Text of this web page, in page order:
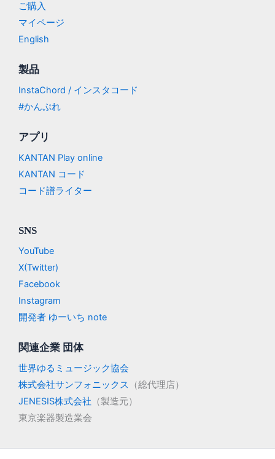
ご購入
マイページ
English
製品
InstaChord / インスタコード
#かんぷれ
アプリ
KANTAN Play online
KANTAN コード
コード譜ライター
SNS
YouTube
X(Twitter)
Facebook
Instagram
開発者 ゆーいち note
関連企業 団体
世界ゆるミュージック協会
株式会社サンフォニックス
（総代理店）
JENESIS株式会社 （製造元）
東京楽器製造業会